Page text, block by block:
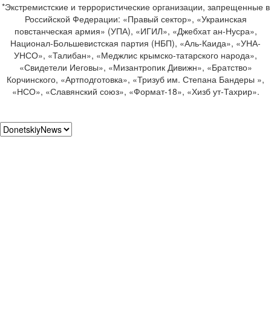
*Экстремистские и террористические организации, запрещенные в
Российской Федерации: «Правый сектор», «Украинская
повстанческая армия» (УПА), «ИГИЛ», «Джебхат ан-Нусра»,
Национал-Большевистская партия (НБП), «Аль-Каида», «УНА-
УНСО», «Талибан», «Меджлис крымско-татарского народа»,
«Свидетели Иеговы», «Мизантропик Дивижн», «Братство»
Корчинского, «Артподготовка», «Тризуб им. Степана Бандеры »,
«НСО», «Славянский союз», «Формат-18», «Хизб ут-Тахрир».